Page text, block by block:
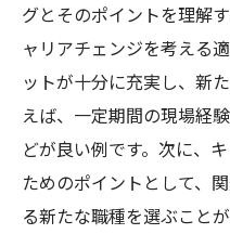
グとそのポイントを理解
ャリアチェンジを考える
ットが十分に充実し、新
えば、一定期間の現場経
どが良い例です。次に、
ためのポイントとして、
る新たな職種を選ぶこと